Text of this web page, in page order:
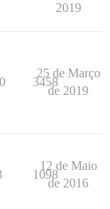
2019
3458
25 de Março
de 2019
1098
12 de Maio
de 2016